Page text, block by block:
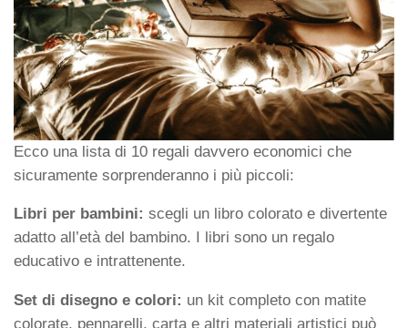
Ecco una lista di 10 regali davvero economici che
sicuramente sorprenderanno i più piccoli:
Libri per bambini: scegli un libro colorato e divertente
adatto all’età del bambino. I libri sono un regalo
educativo e intrattenente.
Set di disegno e colori: un kit completo con matite
colorate, pennarelli, carta e altri materiali artistici può